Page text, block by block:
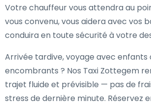
Votre chauffeur vous attendra au
vous convenu, vous aidera avec vos
conduira en toute sécurité à votre
Arrivée tardive, voyage avec enfants
encombrants ? Nos Taxi Zottegem
trajet fluide et prévisible — pas de
stress de dernière minute. Réservez